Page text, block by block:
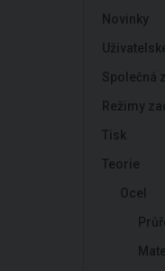
Novinky
Společná
Režimy
Tisk
Teorie
Ocel